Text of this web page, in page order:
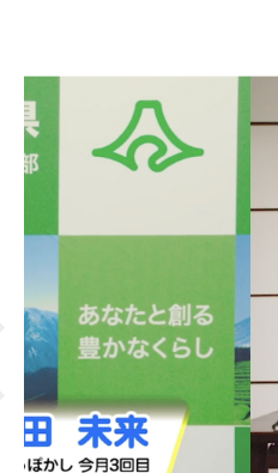
方針 個人情報・特
る方針声明 SECURITY